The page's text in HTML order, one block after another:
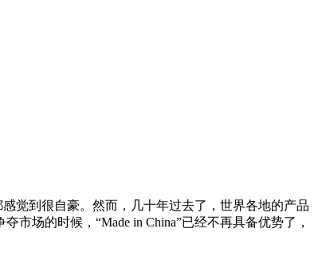
觉到很自豪。然而，几十年过去了，世界各地的产品
市场的时候，“Made in China”已经不再具备优势了，